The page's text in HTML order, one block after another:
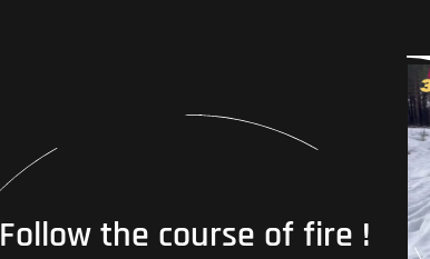
Follow the course of fire !